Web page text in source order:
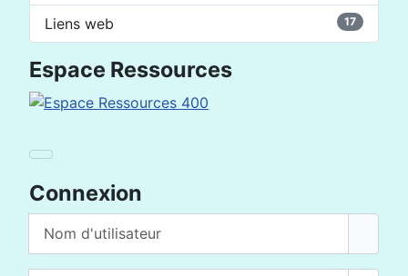
Espace Ressources
Connexion
Liens web 17